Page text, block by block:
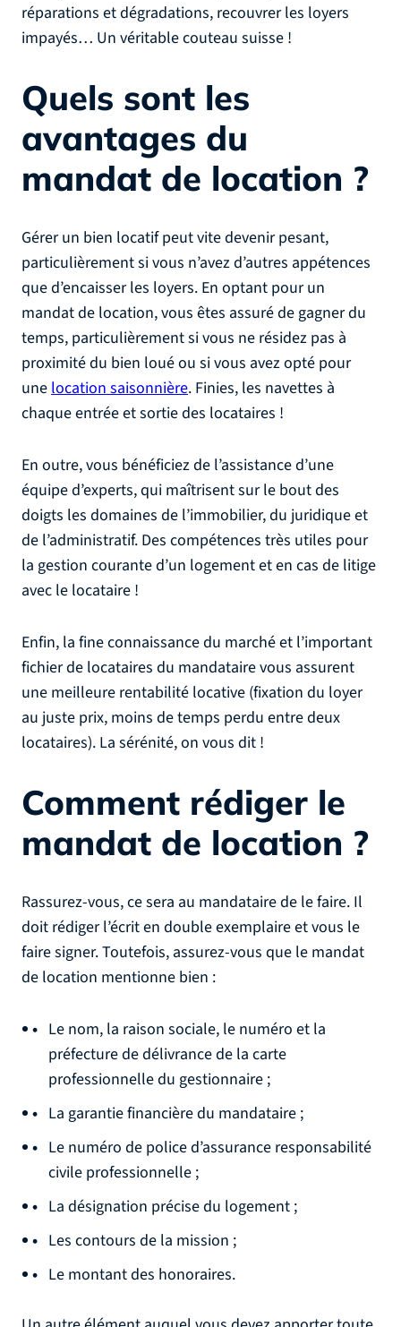
réparations et dégradations, recouvrer les loyers
impayés… Un véritable couteau suisse !
Quels sont les
avantages du
mandat de location ?
Gérer un bien locatif peut vite devenir pesant,
particulièrement si vous n’avez d’autres appétences
que d’encaisser les loyers. En optant pour un
mandat de location, vous êtes assuré de gagner du
temps, particulièrement si vous ne résidez pas à
proximité du bien loué ou si vous avez opté pour
unelocation saisonnière. Finies, les navettes à
chaque entrée et sortie des locataires !
En outre, vous bénéficiez de l’assistance d’une
équipe d’experts, qui maîtrisent sur le bout des
doigts les domaines de l’immobilier, du juridique et
de l’administratif. Des compétences très utiles pour
la gestion courante d’un logement et en cas de litige
avec le locataire !
Enfin, la fine connaissance du marché et l’important
fichier de locataires du mandataire vous assurent
une meilleure rentabilité locative (fixation du loyer
au juste prix, moins de temps perdu entre deux
locataires). La sérénité, on vous dit !
Comment rédiger le
mandat de location ?
Rassurez-vous, ce sera au mandataire de le faire. Il
doit rédiger l’écrit en double exemplaire et vous le
faire signer. Toutefois, assurez-vous que le mandat
de location mentionne bien :
Le nom, la raison sociale, le numéro et la
préfecture de délivrance de la carte
professionnelle du gestionnaire ;
La garantie financière du mandataire ;
Le numéro de police d’assurance responsabilité
civile professionnelle ;
La désignation précise du logement ;
Les contours de la mission ;
Le montant des honoraires.